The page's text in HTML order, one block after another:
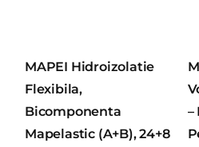
MAPEI Hidroizolatie
Flexibila,
Bicomponenta
Mapelastic (A+B), 24+8
–